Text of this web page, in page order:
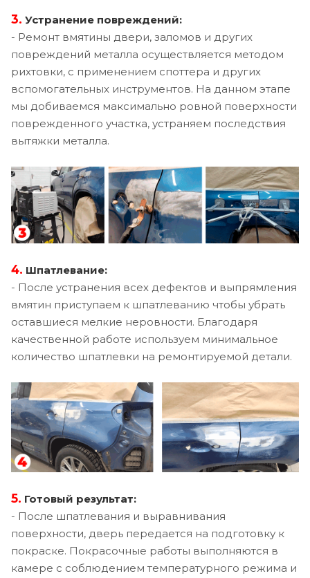
3. Устранение повреждений:
- Ремонт вмятины двери, заломов и других
повреждений металла осуществляется методом
рихтовки, с применением споттера и других
вспомогательных инструментов. На данном этапе
мы добиваемся максимально ровной поверхности
поврежденного участка, устраняем последствия
вытяжки металла.
4. Шпатлевание:
- После устранения всех дефектов и выпрямления
вмятин приступаем к шпатлеванию чтобы убрать
оставшиеся мелкие неровности. Благодаря
качественной работе используем минимальное
количество шпатлевки на ремонтируемой детали.
5. Готовый результат:
- После шпатлевания и выравнивания
поверхности, дверь передается на подготовку к
покраске. Покрасочные работы выполняются в
камере с соблюдением температурного режима и